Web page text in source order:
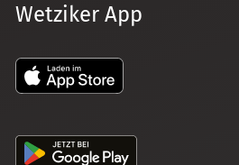
Wetziker App